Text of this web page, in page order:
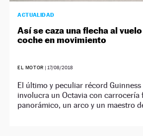
ACTUALIDAD
Así se caza una flecha al
coche en movimiento
EL MOTOR | 17/08/2018
El último y peculiar récord Guinness
involucra un Octavia con carrocería
panorámico, un arco y un maestro